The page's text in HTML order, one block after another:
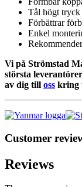
Tål högt tryck
Förbättrar
Enkel
Vi på Strömstad
största
av dig till oss kring
Customer
Reviews